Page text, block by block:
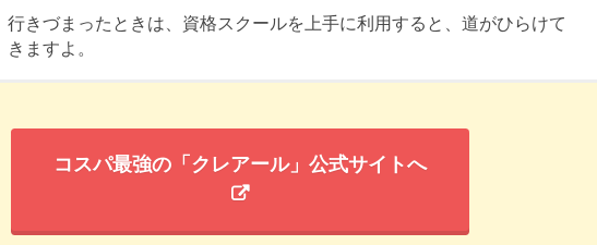
行きづまったときは、資格スクールを上手に利用すると、道がひらけて
きますよ。
コスパ最強の「クレアール」公式サイトへ